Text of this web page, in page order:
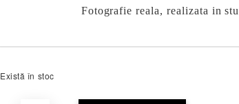
Fotografie reala, realizata in
Există în stoc